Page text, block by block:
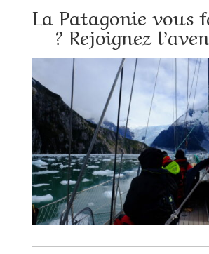
La Patagonie vous
? Rejoignez